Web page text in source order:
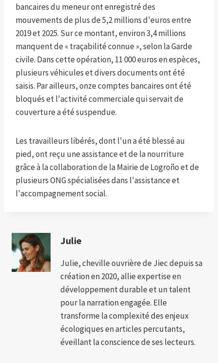
bancaires du meneur ont enregistré des
mouvements de plus de 5,2 millions d'euros entre
2019 et 2025. Sur ce montant, environ 3,4 millions
manquent de « traçabilité connue », selon la Garde
civile. Dans cette opération, 11 000 euros en espèces,
plusieurs véhicules et divers documents ont été
saisis. Par ailleurs, onze comptes bancaires ont été
bloqués et l'activité commerciale qui servait de
couverture a été suspendue.
Les travailleurs libérés, dont l'un a été blessé au
pied, ont reçu une assistance et de la nourriture
grâce à la collaboration de la Mairie de Logroño et de
plusieurs ONG spécialisées dans l'assistance et
l'accompagnement social.
Julie
Julie, cheville ouvrière de Jiec depuis sa
création en 2020, allie expertise en
développement durable et un talent
pour la narration engagée. Elle
transforme la complexité des enjeux
écologiques en articles percutants,
éveillant la conscience de ses lecteurs.